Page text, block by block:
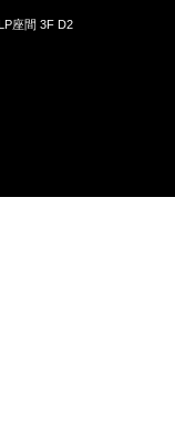
座間 3F D2